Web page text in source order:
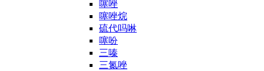
噻唑
噻唑烷
硫代吗啉
噻吩
三嗪
三氮唑